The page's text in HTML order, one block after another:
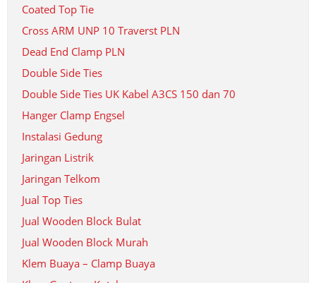
Coated Top Tie
Cross ARM UNP 10 Traverst PLN
Dead End Clamp PLN
Double Side Ties
Double Side Ties UK Kabel A3CS 150 dan 70
Hanger Clamp Engsel
Instalasi Gedung
Jaringan Listrik
Jaringan Telkom
Jual Top Ties
Jual Wooden Block Bulat
Jual Wooden Block Murah
Klem Buaya – Clamp Buaya